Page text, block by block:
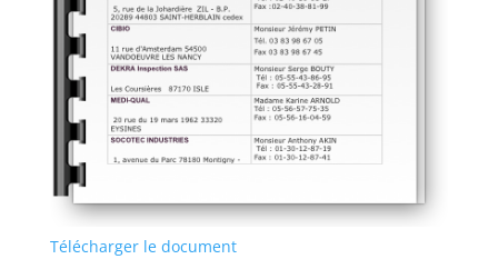
Télécharger le document